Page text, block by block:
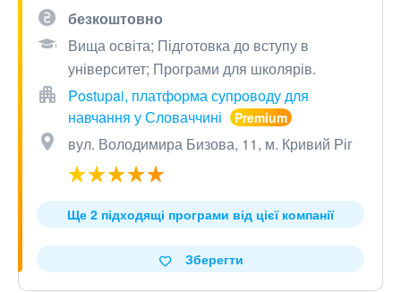
безкоштовно
Вища освіта; Підготовка до вступу в
університет; Програми для школярів.
Postupai, платформа супроводу для
навчання у Словаччині
вул. Володимира Бизова, 11, м. Кривий Ріг
Ще 2 підходящі програми від цієї компанії
Зберегти